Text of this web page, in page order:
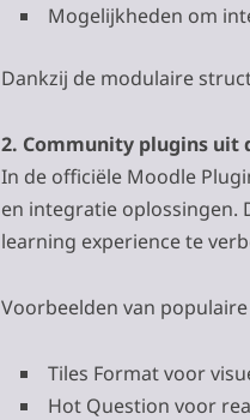
Mogelijkheden om
Dankzij de modulaire
2. Community plugins uit
In de officiële Moodle
en integratie oplossingen.
learning experience te
Voorbeelden van
Tiles Format voor
Hot Question voor